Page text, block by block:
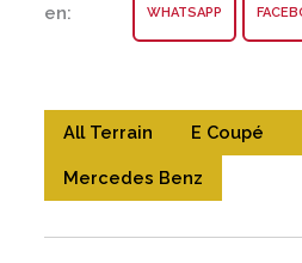
en:
WHATSAPP
All Terrain E Coupé
Mercedes Benz